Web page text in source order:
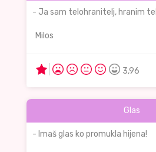
- Ja sam telohranitelj, hranim
Milos
3,96
Glas
- Imaš glas ko promukla hijena!